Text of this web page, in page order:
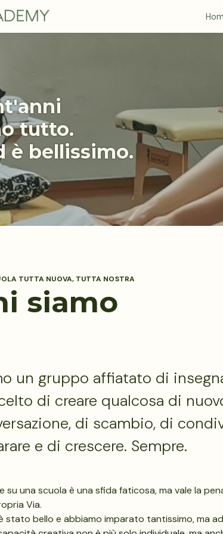
tutto.
è bellissimo.
TUTTA NUOVA, TUTTA NOSTRA
siamo
un gruppo affiatato di
di creare qualcosa di
di scambio, di
e di crescere. Sempre.
su una scuola è una sfida faticosa, ma vale la
Via.
stato bello e abbiamo imparato tantissimo, ma